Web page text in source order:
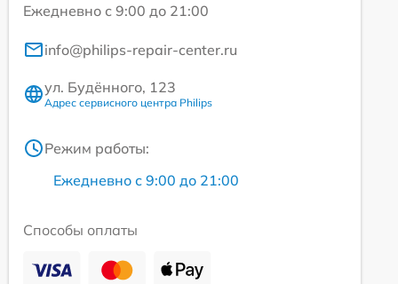
Ежедневно с 9:00 до 21:00
info@philips-repair-center.ru
ул. Будённого, 123
Адрес сервисного центра Philips
Режим работы:
Ежедневно с 9:00 до 21:00
Способы оплаты